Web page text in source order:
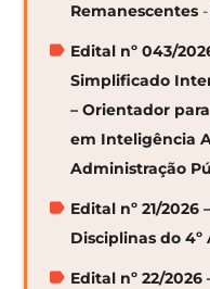
Remanescentes
Edital nº 043/
Simplificado
– Orientador
em Inteligência
Administração
Edital nº 21/2026
Disciplinas do 4º
Edital nº 22/2026